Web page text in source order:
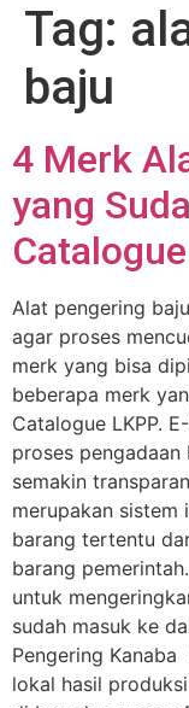
Tag:
baju
4 Merk
yang
Alat pengering
agar proses
merk yang bisa
beberapa merk
Catalogue LKPP.
proses
semakin
merupakan
barang tertentu
barang
untuk
sudah masuk ke
Pengering
lokal hasil